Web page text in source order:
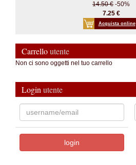
14.50 € -50%
7.25 €
Acquista online
Carrelloutente
Non ci sono oggetti nel tuo carrello
Login utente